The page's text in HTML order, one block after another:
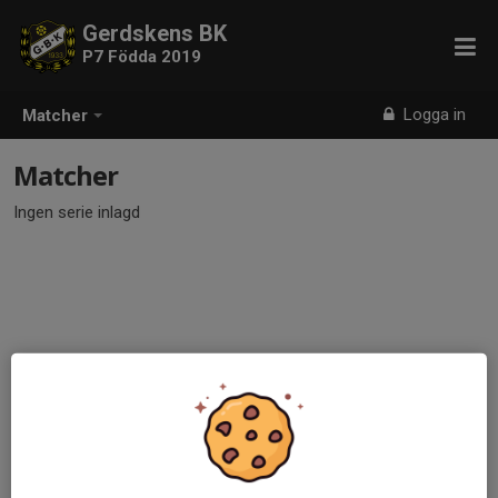
Matcher Logga in
Gerdskens BK
P7 Födda 2019
Matcher
Ingen serie inlagd